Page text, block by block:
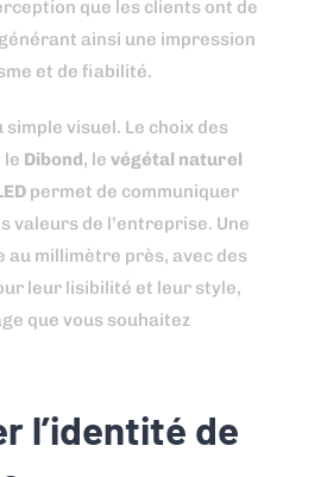
que les clients ont de
ainsi une impression
et de fiabilité.
simple visuel. Le choix des
le Dibond, le végétal naturel
permet de communiquer
valeurs de l’entreprise. Une
au millimètre près, avec des
leur lisibilité et leur style,
que vous souhaitez
l’identité de